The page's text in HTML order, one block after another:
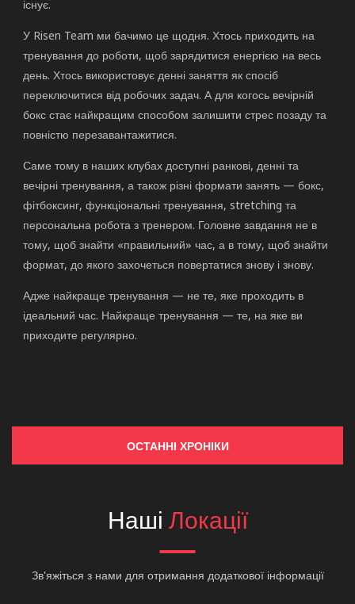
існує.
У Risen Team ми бачимо це щодня. Хтось приходить на
тренування до роботи, щоб зарядитися енергією на весь
день. Хтось використовує денні заняття як спосіб
переключитися від робочих задач. А для когось вечірній
бокс стає найкращим способом залишити стрес позаду та
повністю перезавантажитися.
Саме тому в наших клубах доступні ранкові, денні та
вечірні тренування, а також різні формати занять — бокс,
фітбоксинг, функціональні тренування, stretching та
персональна робота з тренером. Головне завдання не в
тому, щоб знайти «правильний» час, а в тому, щоб знайти
формат, до якого захочеться повертатися знову і знову.
Адже найкраще тренування — не те, яке проходить в
ідеальний час. Найкраще тренування — те, на яке ви
приходите регулярно.
ОСТАННІ ХРОНІКИ
Наші Локації
Зв'яжіться з нами для отримання додаткової інформації